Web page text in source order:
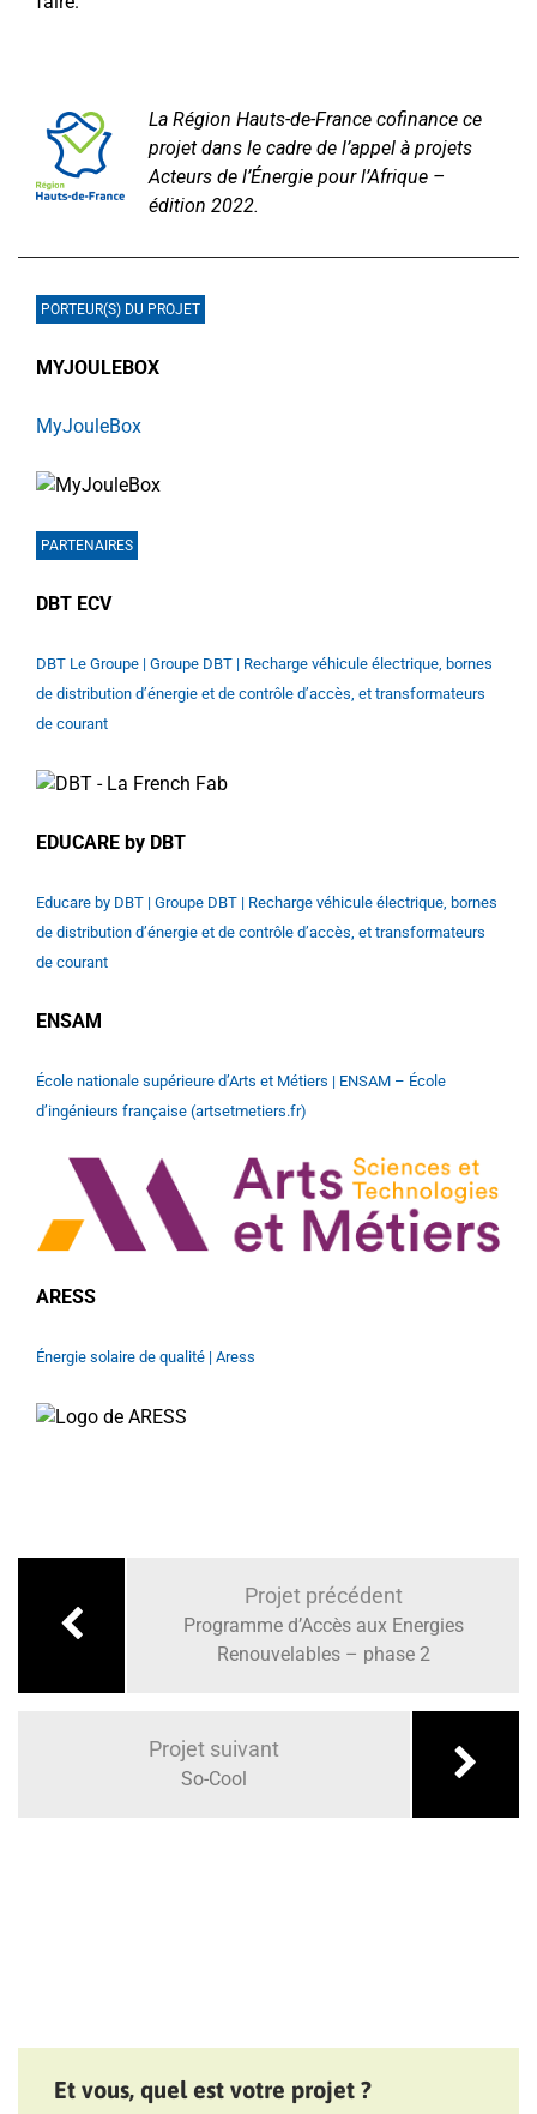
La Région Hauts-de-France cofinance ce
projet dans le cadre de l’appel à projets
Acteurs de l’Énergie pour l’Afrique –
édition 2022.
PORTEUR(S) DU PROJET
MYJOULEBOX
MyJouleBox
PARTENAIRES
DBT ECV
DBT Le Groupe | Groupe DBT | Recharge véhicule électrique, bornes
de distribution d’énergie et de contrôle d’accès, et transformateurs
de courant
EDUCARE by DBT
Educare by DBT | Groupe DBT | Recharge véhicule électrique, bornes
de distribution d’énergie et de contrôle d’accès, et transformateurs
de courant
ENSAM
École nationale supérieure d’Arts et Métiers | ENSAM – École
d’ingénieurs française (artsetmetiers.fr)
ARESS
Énergie solaire de qualité | Aress
l’article
Projet précédent
Programme d’Accès aux Energies
Renouvelables – phase 2
Projet suivant
So-Cool
Et vous, quel est votre projet ?